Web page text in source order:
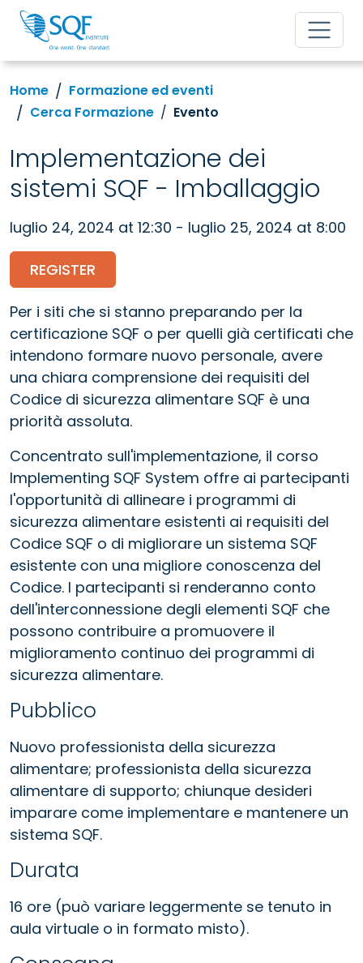
Home
Formazione ed eventi
Cerca Formazione
Evento
Implementazione dei
sistemi SQF - Imballaggio
luglio 24, 2024 at 12:30 - luglio 25, 2024 at 8:00
REGISTER
Per i siti che si stanno preparando per la
certificazione SQF o per quelli già certificati che
intendono formare nuovo personale, avere
una chiara comprensione dei requisiti del
Codice di sicurezza alimentare SQF è una
priorità assoluta.
Concentrato sull'implementazione, il corso
Implementing SQF System offre ai partecipanti
l'opportunità di allineare i programmi di
sicurezza alimentare esistenti ai requisiti del
Codice SQF o di migliorare un sistema SQF
esistente con una migliore conoscenza del
Codice. I partecipanti si renderanno conto
dell'interconnessione degli elementi SQF che
possono contribuire a promuovere il
miglioramento continuo dei programmi di
sicurezza alimentare.
Pubblico
Nuovo professionista della sicurezza
alimentare; professionista della sicurezza
alimentare di supporto; chiunque desideri
imparare come implementare e mantenere un
sistema SQF.
Durata
16 ore (può variare leggermente se tenuto in
aula virtuale o in formato misto).